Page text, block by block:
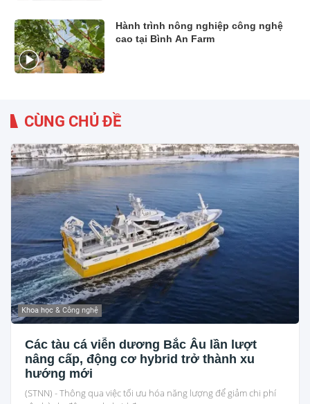
Hành trình nông nghiệp công nghệ
cao tại Bình An Farm
CÙNG CHỦ ĐỀ
Khoa học & Công nghệ
Các tàu cá viễn dương Bắc Âu lần lượt
nâng cấp, động cơ hybrid trở thành xu
hướng mới
(STNN) - Thông qua việc tối ưu hóa năng lượng để giảm chi phí